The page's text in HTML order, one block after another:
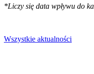
*Liczy się data wpływu do
Wszystkie aktualności